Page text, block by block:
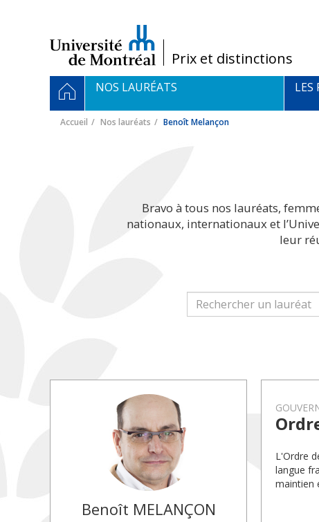
/Prix et distinctions
Navigation
principale
ACCUEIL
NOS LAURÉATS LES
Accueil Nos lauréats Benoît Melançon
Bravo à tous nos lauréats,
nationaux, internationaux et
leur
Benoît MELANÇON
L'Ordre
langue
maintien